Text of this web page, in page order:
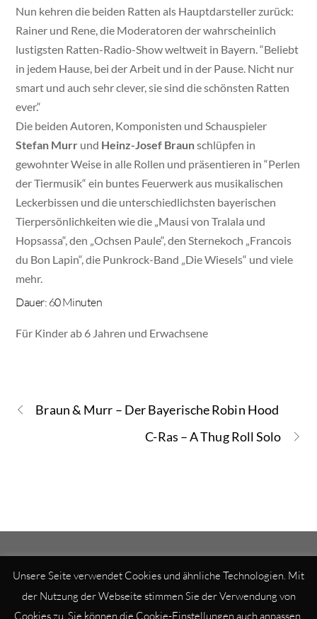
Nun kehren die beiden Ratten als Hauptdarsteller zurück:
Rainer und Rene, die Moderatoren der wahrscheinlich
lustigsten Ratten-Radio-Show weltweit in Bayern. “Beliebt
in jedem Hause, bei der Arbeit und in der Pause. Nicht nur
smart und auch sehr clever, sie sind die schönsten Ratten
ever.“
Die beiden Autoren, Komponisten und Schauspieler
Stefan Murr und Heinz-Josef Braunschlüpfen in
gewohnter Weise in alle Rollen und präsentieren in “Perlen
der Tiermusik“ ein buntes Feuerwerk aus musikalischen
Leckerbissen und die unterschiedlichsten bayerischen
Tierpersönlichkeiten wie die „Mausi von Tralala und
Hopsassa“, den „Ochsen Paule“, den Sternekoch „Francois
du Bon Lapin“, die Punkrock-Band „Die Wiesels“ und viele
mehr.
Dauer: 60 Minuten
Für Kinder ab 6 Jahren und Erwachsene
Braun & Murr – Der Bayerische Robin Hood
C-Ras – A Thug Roll Solo
© BITTENBINDER – ENTERTAINMENT 2020
Unsere Seite verwendet Cookies und ähnliche Technologien. Mit
der Nutzung der Webseite stimmen Sie der Verwendung von
Cookies zu. Sie können die Cookie-Einstellungen auch anpassen.